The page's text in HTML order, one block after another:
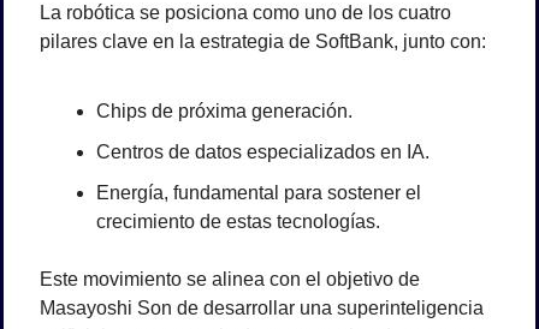
La robótica se posiciona como uno de los cuatro
pilares clave en la estrategia de SoftBank, junto con:
Chips de próxima generación.
Centros de datos especializados en IA.
Energía, fundamental para sostener el
crecimiento de estas tecnologías.
Este movimiento se alinea con el objetivo de
Masayoshi Son de desarrollar una superinteligencia